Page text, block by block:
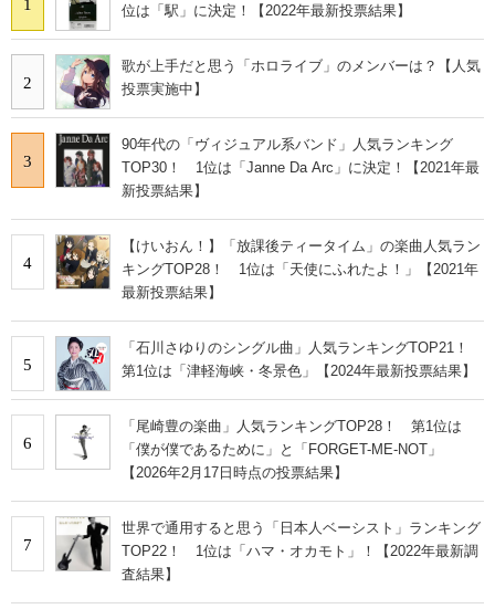
1
位は「駅」に決定！【2022年最新投票結果】
2
歌が上手だと思う「ホロライブ」のメンバーは？【人気
投票実施中】
3
90年代の「ヴィジュアル系バンド」人気ランキング
TOP30！ 1位は「Janne Da Arc」に決定！【2021年最
新投票結果】
4
【けいおん！】「放課後ティータイム」の楽曲人気ラン
キングTOP28！ 1位は「天使にふれたよ！」【2021年
最新投票結果】
5
「石川さゆりのシングル曲」人気ランキングTOP21！
第1位は「津軽海峡・冬景色」【2024年最新投票結果】
6
「尾崎豊の楽曲」人気ランキングTOP28！ 第1位は
「僕が僕であるために」と「FORGET-ME-NOT」
【2026年2月17日時点の投票結果】
7
世界で通用すると思う「日本人ベーシスト」ランキング
TOP22！ 1位は「ハマ・オカモト」！【2022年最新調
査結果】